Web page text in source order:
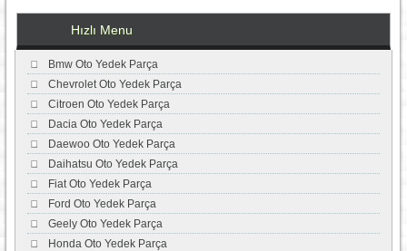
Hızlı Menu
Bmw Oto Yedek Parça
Chevrolet Oto Yedek Parça
Citroen Oto Yedek Parça
Dacia Oto Yedek Parça
Daewoo Oto Yedek Parça
Daihatsu Oto Yedek Parça
Fiat Oto Yedek Parça
Ford Oto Yedek Parça
Geely Oto Yedek Parça
Honda Oto Yedek Parça